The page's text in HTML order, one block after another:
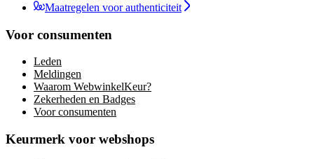
Maatregelen voor authenticiteit
Voor consumenten
Leden
Meldingen
Waarom WebwinkelKeur?
Zekerheden en Badges
Voor consumenten
Keurmerk voor webshops